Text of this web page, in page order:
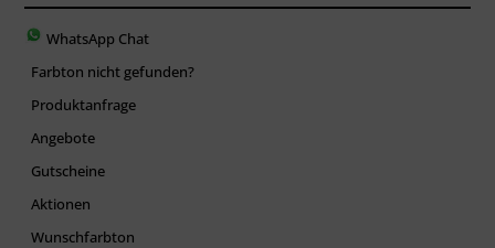
WhatsApp Chat
Farbton nicht gefunden?
Produktanfrage
Angebote
Gutscheine
Aktionen
Wunschfarbton